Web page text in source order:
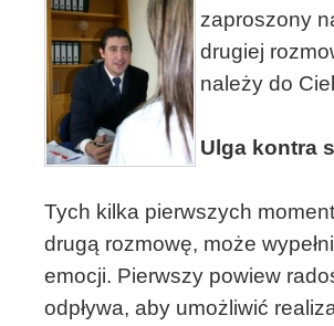
zaproszony
drugiej
należy do
Ulga kontra
Tych kilka pierwszych
drugą rozmowę, może
emocji. Pierwszy powiew
odpływa, aby umożliwić